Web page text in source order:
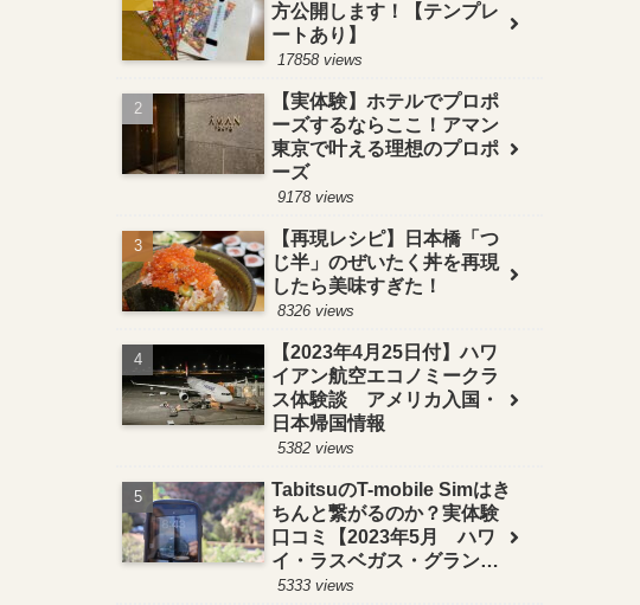
方公開します！【テンプレ
ートあり】
17858 views
【実体験】ホテルでプロポ
ーズするならここ！アマン
東京で叶える理想のプロポ
ーズ
9178 views
【再現レシピ】日本橋「つ
じ半」のぜいたく丼を再現
したら美味すぎた！
8326 views
【2023年4月25日付】ハワ
イアン航空エコノミークラ
ス体験談 アメリカ入国・
日本帰国情報
5382 views
TabitsuのT-mobile Simはき
ちんと繋がるのか？実体験
口コミ【2023年5月 ハワ
イ・ラスベガス・グランド
サークルで検証】
5333 views